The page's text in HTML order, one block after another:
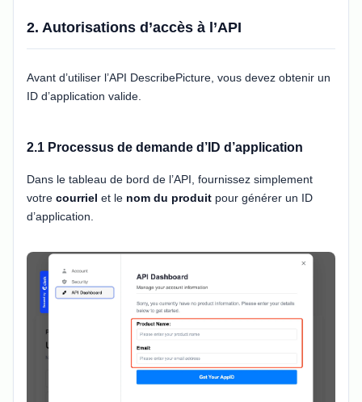
2. Autorisations d’accès à l’API
Avant d’utiliser l’API DescribePicture, vous devez obtenir un
ID d’application valide.
2.1 Processus de demande d’ID d’application
Dans le tableau de bord de l’API, fournissez simplement
votre courriel et le nom du produit pour générer un ID
d’application.